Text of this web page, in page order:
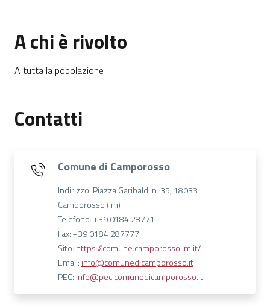
A chi è rivolto
A tutta la popolazione
Contatti
Comune di Camporosso
Indirizzo: Piazza Garibaldi n. 35, 18033
Camporosso (Im)
Telefono: +39 0184 28771
Fax: +39 0184 287777
Sito: https://comune.camporosso.im.it/
Email: info@comunedicamporosso.it
PEC: info@pec.comunedicamporosso.it